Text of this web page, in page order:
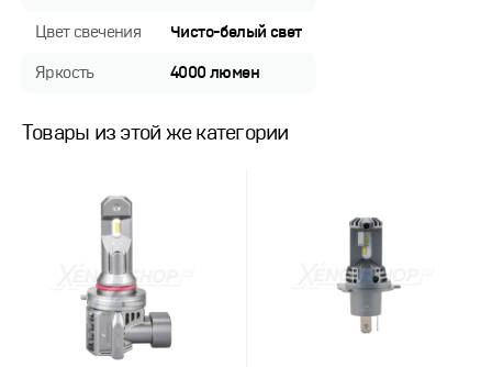
Цвет свечения Чисто-белый свет
Яркость 4000 люмен
Товары из этой же категории